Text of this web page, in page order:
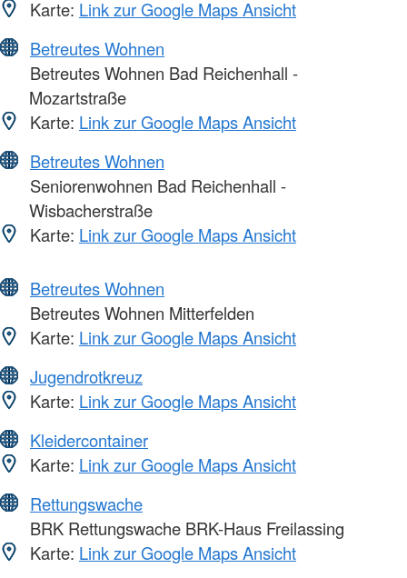
Karte: Link zur Google Maps Ansicht
Betreutes Wohnen
Betreutes Wohnen Bad Reichenhall -
Mozartstraße
Karte: Link zur Google Maps Ansicht
Betreutes Wohnen
Seniorenwohnen Bad Reichenhall -
Wisbacherstraße
Karte: Link zur Google Maps Ansicht
Betreutes Wohnen
Betreutes Wohnen Mitterfelden
Karte: Link zur Google Maps Ansicht
Jugendrotkreuz
Karte: Link zur Google Maps Ansicht
Kleidercontainer
Karte: Link zur Google Maps Ansicht
Rettungswache
BRK Rettungswache BRK-Haus Freilassing
Karte: Link zur Google Maps Ansicht